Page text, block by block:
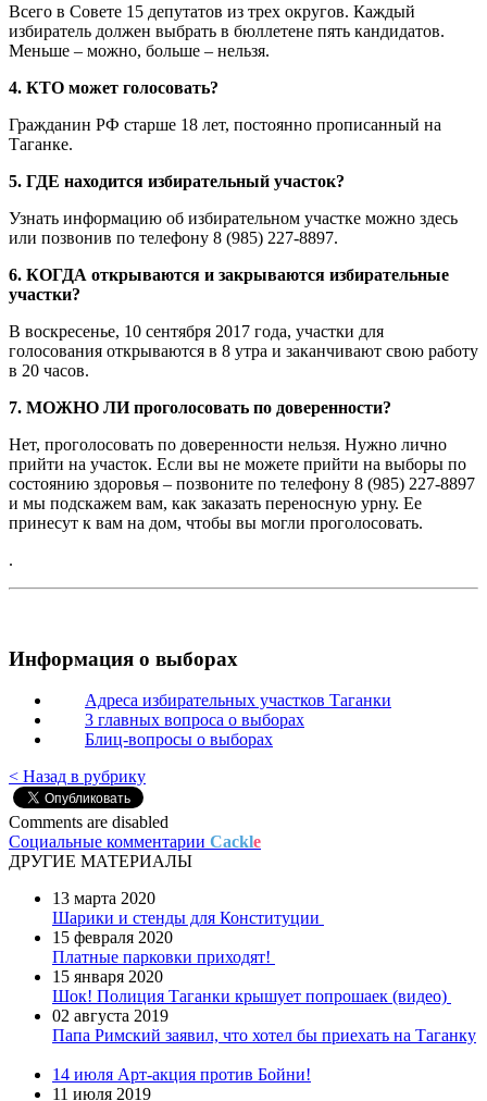
Всего в Совете 15 депутатов из трех округов. Каждый
избиратель должен выбрать в бюллетене пять кандидатов.
Меньше – можно, больше – нельзя.
4. КТО может голосовать?
Гражданин РФ старше 18 лет, постоянно прописанный на
Таганке.
5. ГДЕ находится избирательный участок?
Узнать информацию об избирательном участке можно здесь
или позвонив по телефону 8 (985) 227-8897.
6. КОГДА открываются и закрываются избирательные
участки?
В воскресенье, 10 сентября 2017 года, участки для
голосования открываются в 8 утра и заканчивают свою работу
в 20 часов.
7. МОЖНО ЛИ проголосовать по доверенности?
Нет, проголосовать по доверенности нельзя. Нужно лично
прийти на участок. Если вы не можете прийти на выборы по
состоянию здоровья – позвоните по телефону 8 (985) 227-8897
и мы подскажем вам, как заказать переносную урну. Ее
принесут к вам на дом, чтобы вы могли проголосовать.
.
Информация о выборах
Адреса избирательных участков Таганки
3 главных вопроса о выборах
Блиц-вопросы о выборах
< Назад в рубрику
Comments are disabled
Социальные комментарии Cackle
ДРУГИЕ МАТЕРИАЛЫ
13 марта 2020
Шарики и стенды для Конституции
15 февраля 2020
Платные парковки приходят!
15 января 2020
Шок! Полиция Таганки крышует попрошаек (видео)
02 августа 2019
Папа Римский заявил, что хотел бы приехать на Таганку
14 июля Арт-акция против Бойни!
11 июля 2019